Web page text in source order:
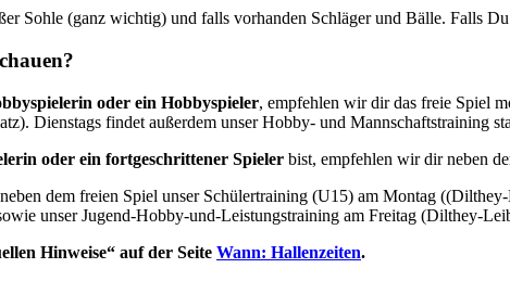
Sohle (ganz wichtig) und falls vorhanden Schläger und Bälle. Falls
oder ein Hobbyspieler, empfehlen wir dir das freie Spiel
Dienstags findet außerdem unser Hobby- und Mannschaftstraining
oder ein fortgeschrittener Spieler bist, empfehlen wir dir neben
dem freien Spiel unser Schülertraining (U15) am Montag
unser Jugend-Hobby-und-Leistungstraining am Freitag (Dilthey-
Hinweise“ auf der Seite Wann: Hallenzeiten.